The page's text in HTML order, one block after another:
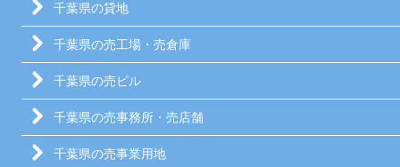
千葉県の貸地
千葉県の売工場・売倉庫
千葉県の売ビル
千葉県の売事務所・売店舗
千葉県の売事業用地